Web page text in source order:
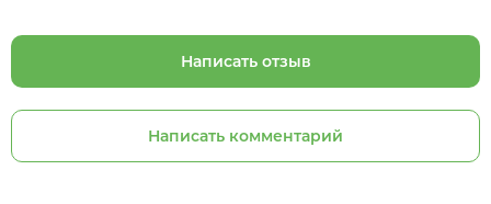
Написать отзыв
Написать комментарий